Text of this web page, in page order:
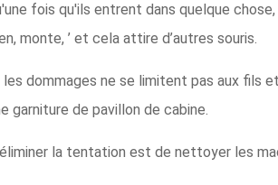
fois qu'ils entrent dans quelque
monte, ’ et cela attire d’autres souris.
dommages ne se limitent pas aux fils
garniture de pavillon de cabine.
la tentation est de nettoyer les